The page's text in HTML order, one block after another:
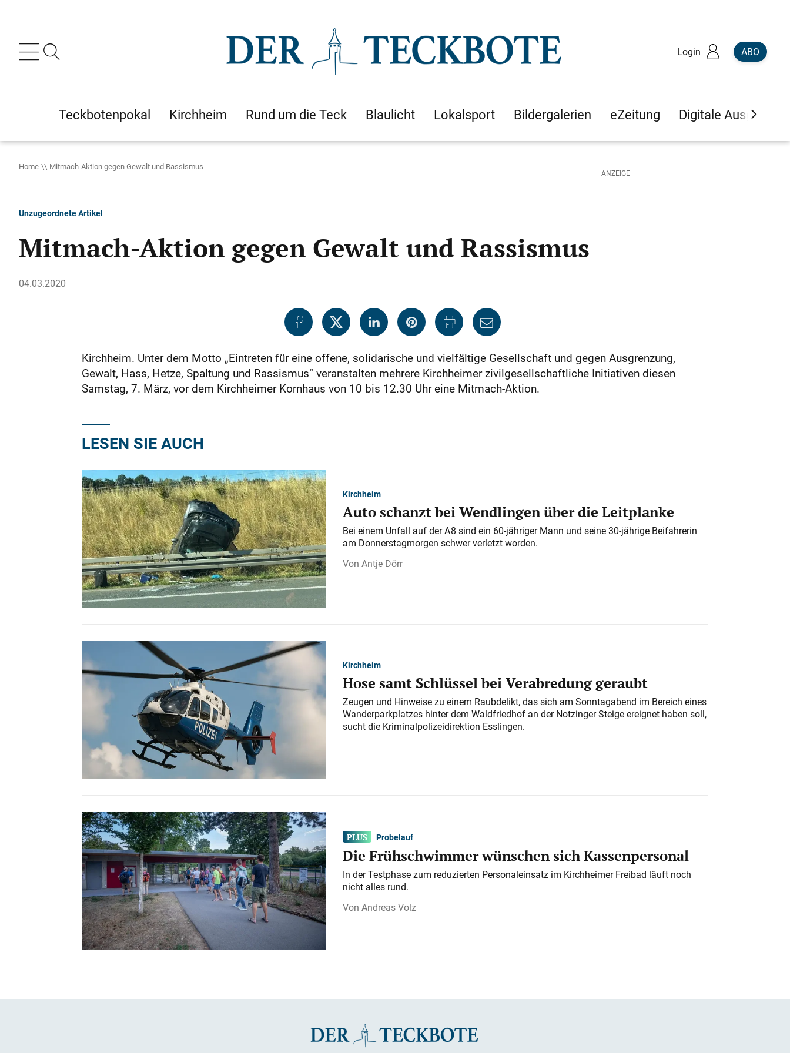
Login ABO
Teckbotenpokal Kirchheim Rund um die Teck Blaulicht Lokalsport Bildergalerien eZeitung Digitale Ausgaben
Home Mitmach-Aktion gegen Gewalt und Rassismus
Unzugeordnete Artikel
Mitmach-Aktion gegen Gewalt und Rassismus
04.03.2020
Kirchheim. Unter dem Motto „Eintreten für eine offene, solidarische und vielfältige Gesellschaft und gegen Ausgrenzung,
Gewalt, Hass, Hetze, Spaltung und Rassismus“ veranstalten mehrere Kirchheimer zivilgesellschaftliche Initiativen diesen
Samstag, 7. März, vor dem Kirchheimer Kornhaus von 10 bis 12.30 Uhr eine Mitmach-Aktion.
LESEN SIE AUCH
Kirchheim
Auto schanzt bei Wendlingen über die Leitplanke
Bei einem Unfall auf der A 8 sind ein 60-jähriger Mann und seine 30-jährige Beifahrerin
am Donnerstagmorgen schwer verletzt worden.
Antje Dörr
Kirchheim
Hose samt Schlüssel bei Verabredung geraubt
Zeugen und Hinweise zu einem Raubdelikt, das sich am Sonntagabend im Bereich eines
Wanderparkplatzes hinter dem Waldfriedhof an der Notzinger Steige ereignet haben soll,
sucht die Kriminalpolizeidirektion Esslingen.
Probelauf
Die Frühschwimmer wünschen sich Kassenpersonal
In der Testphase zum reduzierten Personaleinsatz im Kirchheimer Freibad läuft noch
nicht alles rund.
Andreas Volz